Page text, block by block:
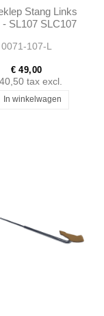
Stang Links
- SL107 SLC107
0071-107-L
€ 49,00
tax excl.
In winkelwagen